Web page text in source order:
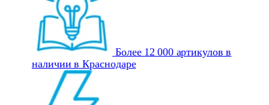
Более 12 000 артикулов в
наличии в Краснодаре